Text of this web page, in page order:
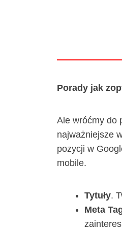
Porady jak
Ale wróćmy do
najważniejsze
pozycji w
mobile.
Tytuły.
Meta